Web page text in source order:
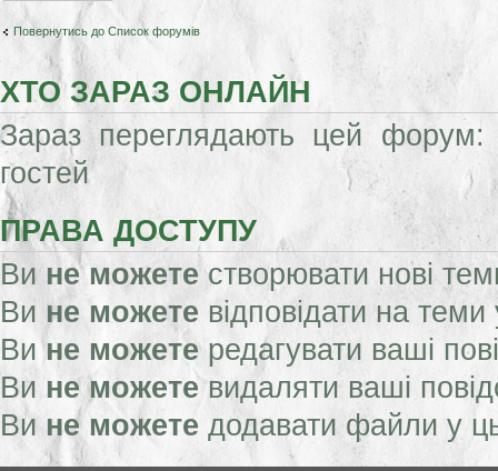
Повернутись до Список форумів
ХТО ЗАРАЗ ОНЛАЙН
Зараз переглядають цей форум:
гостей
ПРАВА ДОСТУПУ
Ви не можете створювати нові
Ви не можете відповідати на
Вине можетередагувати ваші
Ви не можетевидаляти ваші
Вине можете додавати файли у